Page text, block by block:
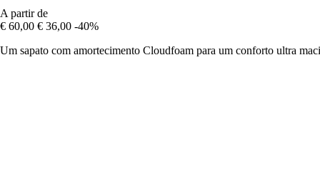
A partir de
€ 60,00 € 36,00 -40%
Um sapato com amortecimento Cloudfoam para um conforto ultra